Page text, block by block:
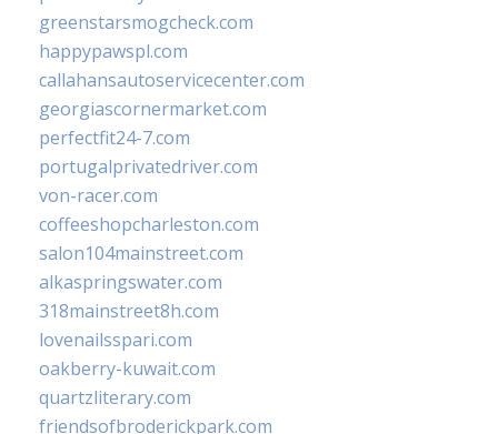
greenstarsmogcheck.com
happypawspl.com
callahansautoservicecenter.com
georgiascornermarket.com
perfectfit24-7.com
portugalprivatedriver.com
von-racer.com
coffeeshopcharleston.com
salon104mainstreet.com
alkaspringswater.com
318mainstreet8h.com
lovenailsspari.com
oakberry-kuwait.com
quartzliterary.com
friendsofbroderickpark.com